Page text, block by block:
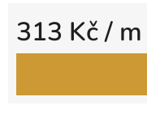
313 Kč/ m
Měrná cena: